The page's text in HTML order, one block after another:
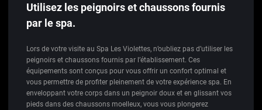
Utilisez les peignoirs et chaussons fournis
par le spa.
Lors de votre visite au Spa Les Violettes, n’oubliez pas d’utiliser les
peignoirs et chaussons fournis par l’établissement. Ces
équipements sont conçus pour vous offrir un confort optimal et
vous permettre de profiter pleinement de votre expérience spa. En
enveloppant votre corps dans un peignoir doux et en glissant vos
pieds dans des chaussons moelleux, vous vous plongerez